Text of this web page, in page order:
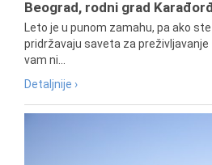
Beograd, rodni grad
Leto je u punom zamahu, pa ako
pridržavaju saveta za
vam ni...
Detaljnije ›